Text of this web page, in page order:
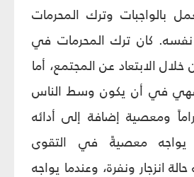
بالواجبات وترك المحرمات
كان ترك المحرمات في
الابتعاد عن المجتمع، أما
فهي في أن يكون وسط الناس
ومعصية إضافة إلى أدائه
يواجه معصيةً في التقوى
انزجار ونفرة، وعندما يواجه